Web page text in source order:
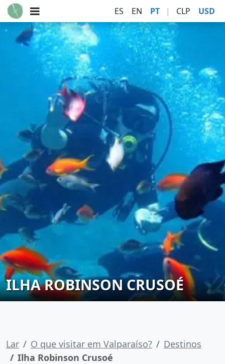
ES EN PT | CLP USD
ILHA ROBINSON CRUSOÉ
Lar O que visitar em Valparaíso?
Destinos
Ilha Robinson Crusoé